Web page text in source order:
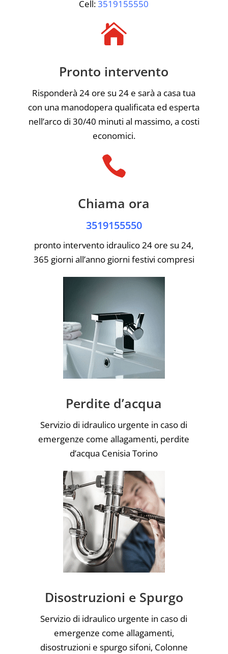
Cell:3519155550

Pronto intervento
Risponderà 24 ore su 24 e sarà a casa tua
con una manodopera qualificata ed esperta
nell’arco di 30/40 minuti al massimo, a costi
economici.

Chiama ora
3519155550
pronto intervento idraulico 24 ore su 24,
365 giorni all’anno giorni festivi compresi
Perdite d’acqua
Servizio di idraulico urgente in caso di
emergenze come allagamenti, perdite
d’acqua Cenisia Torino
Disostruzioni e Spurgo
Servizio di idraulico urgente in caso di
emergenze come allagamenti,
disostruzioni e spurgo sifoni, Colonne